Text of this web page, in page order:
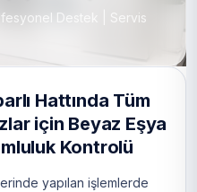
Destek | Servis
Hattında Tüm
için Beyaz Eşya
Kontrolü
yapılan işlemlerde